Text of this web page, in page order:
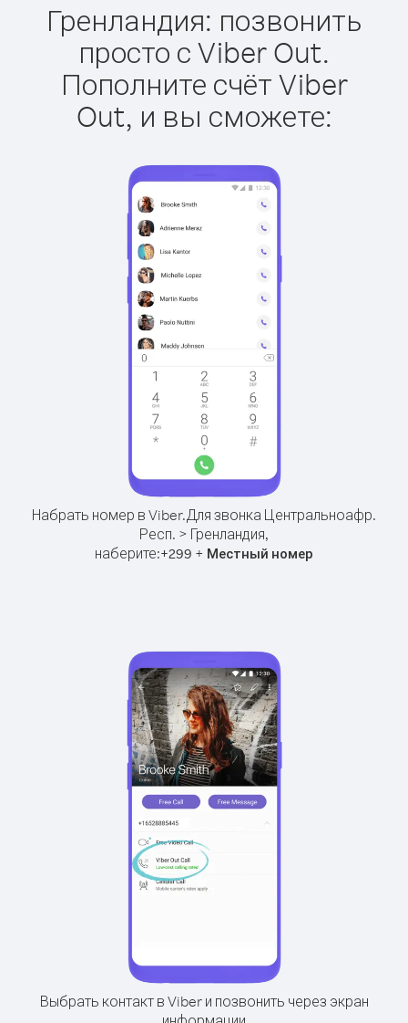
Гренландия: позвонить
просто с Viber Out.
Пополните счёт Viber
Out, и вы сможете:
Набрать номер в Viber.Для звонка Центральноафр.
Респ. > Гренландия,
наберите:+299 + Местный номер
Выбрать контакт в Viber и позвонить через экран